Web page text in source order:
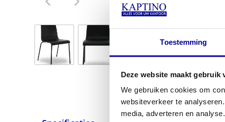
Toestemming
Deze website maakt gebruik
We gebruiken cookies om
websiteverkeer te
media, adverteren en